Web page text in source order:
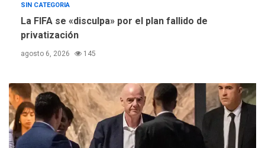
SIN CATEGORIA
La FIFA se «disculpa» por el plan fallido de
privatización
agosto 6, 2026 145